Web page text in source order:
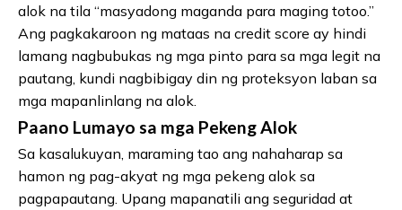
alok na tila “masyadong maganda para maging totoo.”
Ang pagkakaroon ng mataas na credit score ay hindi
lamang nagbubukas ng mga pinto para sa mga legit na
pautang, kundi nagbibigay din ng proteksyon laban sa
mga mapanlinlang na alok.
Paano Lumayo sa mga Pekeng Alok
Sa kasalukuyan, maraming tao ang nahaharap sa
hamon ng pag-akyat ng mga pekeng alok sa
pagpapautang. Upang mapanatili ang seguridad at